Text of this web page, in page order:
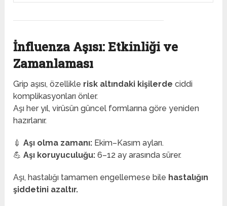
İnfluenza Aşısı: Etkinliği ve
Zamanlaması
Grip aşısı, özellikle risk altındaki kişilerde ciddi
komplikasyonları önler.
Aşı her yıl, virüsün güncel formlarına göre yeniden
hazırlanır.
💉Aşı olma zamanı: Ekim–Kasım ayları.
💪Aşı koruyuculuğu: 6–12 ay arasında sürer.
Aşı, hastalığı tamamen engellemese bile hastalığın
şiddetini azaltır.